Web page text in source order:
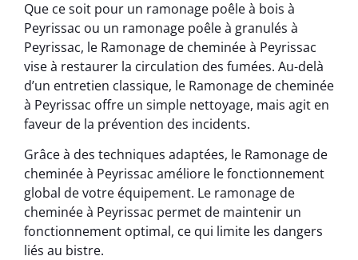
Que ce soit pour un ramonage poêle à bois à
Peyrissac ou un ramonage poêle à granulés à
Peyrissac, le Ramonage de cheminée à Peyrissac
vise à restaurer la circulation des fumées. Au-delà
d’un entretien classique, le Ramonage de cheminée
à Peyrissac offre un simple nettoyage, mais agit en
faveur de la prévention des incidents.
Grâce à des techniques adaptées, le Ramonage de
cheminée à Peyrissac améliore le fonctionnement
global de votre équipement. Le ramonage de
cheminée à Peyrissac permet de maintenir un
fonctionnement optimal, ce qui limite les dangers
liés au bistre.